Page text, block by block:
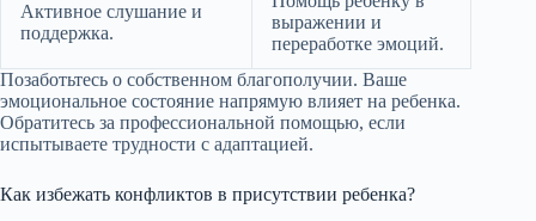
Активное слушание и
поддержка.
выражении и
переработке эмоций.
Позаботьтесь о собственном благополучии. Ваше
эмоциональное состояние напрямую влияет на ребенка.
Обратитесь за профессиональной помощью, если
испытываете трудности с адаптацией.
Как избежать конфликтов в присутствии ребенка?